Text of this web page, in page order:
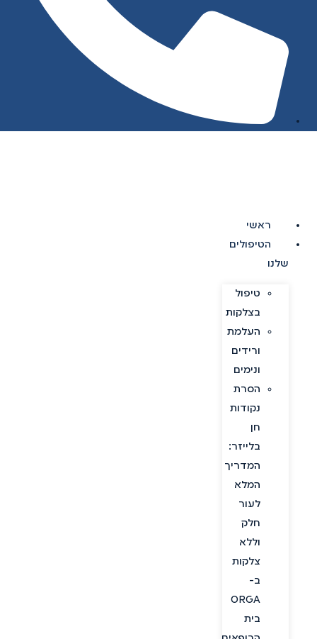
ראשי
הטיפולים
שלנו
טיפול
בצלקות
העלמת
ורידים
ונימים
הסרת
נקודות
חן
בלייזר:
המדריך
המלא
לעור
חלק
וללא
צלקות
ב-
ORGA
בית